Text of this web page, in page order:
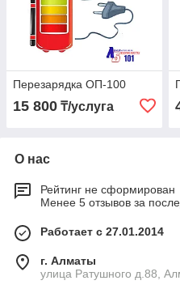
Перезарядка ОП-100
15 800 ₸/услуга
О нас
Рейтинг не сформирован
Менее 5 отзывов за
Работает с 27.01.2014
г. Алматы
улица Ратушного д.88,